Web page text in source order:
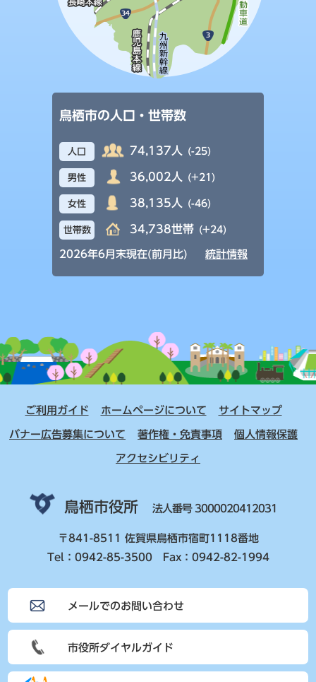
鳥栖市の人口・世帯数
人口 74,137人 (-25)
男性 36,002人 (+21)
女性 38,135人 (-46)
世帯数 34,738世帯 (+24)
2026年6月末現在(前月比) 統計情報
ご利用ガイド ホームページについて サイトマップ
バナー広告募集について 著作権・免責事項 個人情報保護
アクセシビリティ
鳥栖市役所 法人番号 3000020412031
〒841-8511 佐賀県鳥栖市宿町1118番地
Tel：0942-85-3500 Fax：0942-82-1994
メールでのお問い合わせ
市役所ダイヤルガイド